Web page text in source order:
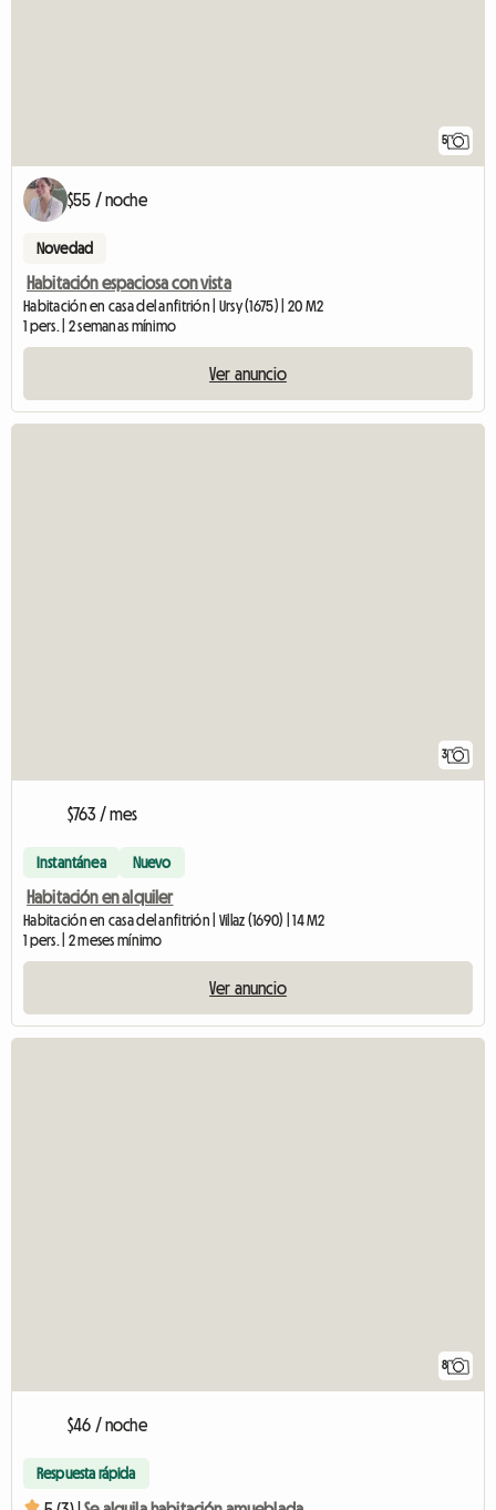
5
$55 / noche
Novedad
Habitación espaciosa con vista
Habitación en casa del anfitrión | Ursy (1675) | 20 M2
1 pers. | 2 semanas mínimo
Ver anuncio
3
$763 / mes
Instantánea Nuevo
Habitación en alquiler
Habitación en casa del anfitrión | Villaz (1690) | 14 M2
1 pers. | 2 meses mínimo
Ver anuncio
8
$46 / noche
Respuesta rápida